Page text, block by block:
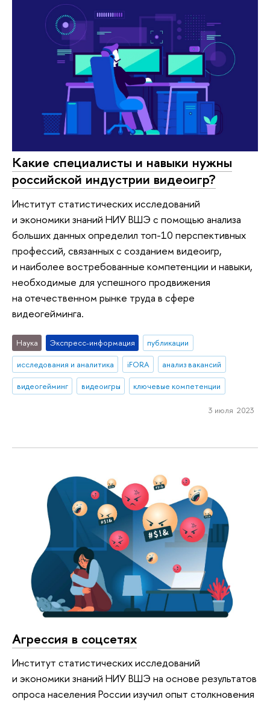
Какие специалисты и навыки нужны
российской индустрии видеоигр?
Институт статистических исследований
и экономики знаний НИУ ВШЭ с помощью анализа
больших данных определил топ-10 перспективных
профессий, связанных с созданием видеоигр,
и наиболее востребованные компетенции и навыки,
необходимые для успешного продвижения
на отечественном рынке труда в сфере
видеогейминга.
Наука Экспресс-информация
публикации
исследования и аналитика
iFORA
анализ вакансий
видеогейминг
видеоигры ключевые компетенции
3 июля 2023
Агрессия в соцсетях
Институт статистических исследований
и экономики знаний НИУ ВШЭ на основе результатов
опроса населения России изучил опыт столкновения